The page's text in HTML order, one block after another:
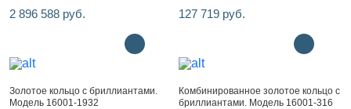
2 896 588 руб. 127 719 руб.
Золотое кольцо с бриллиантами.
Модель 16001-1932
Комбинированное золотое кольцо с
бриллиантами. Модель 16001-316